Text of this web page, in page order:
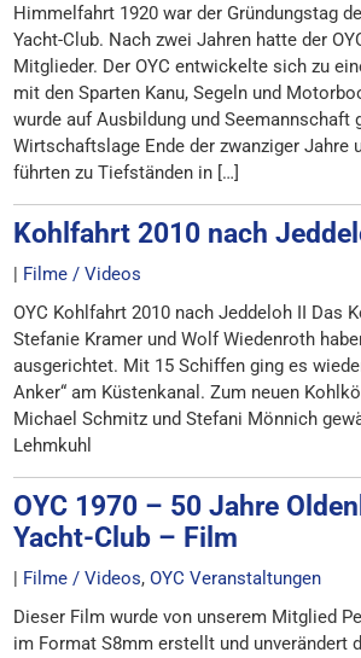
Himmelfahrt 1920 war der Gründungstag
Yacht-Club. Nach zwei Jahren hatte der
Mitglieder. Der OYC entwickelte sich zu
mit den Sparten Kanu, Segeln und
wurde auf Ausbildung und Seemannschaft
Wirtschaftslage Ende der zwanziger Jahre
führten zu Tiefständen in […]
Kohlfahrt 2010 nach
| Filme / Videos
OYC Kohlfahrt 2010 nach Jeddeloh II Das
Stefanie Kramer und Wolf Wiedenroth
ausgerichtet. Mit 15 Schiffen ging es
Anker“ am Küstenkanal. Zum neuen
Michael Schmitz und Stefani Mönnich
Lehmkuhl
OYC 1970 – 50 Jahre
Yacht-Club – Film
| Filme / Videos,OYC Veranstaltungen
Dieser Film wurde von unserem Mitglied
im Format S8mm erstellt und unverändert